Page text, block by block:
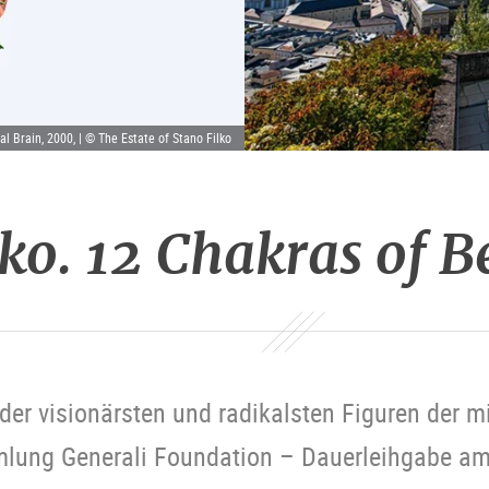
Brain, 2000, | © The Estate of Stano Filko
12 Chakras of
visionärsten und radikalsten Figuren der
Generali Foundation – Dauerleihgabe